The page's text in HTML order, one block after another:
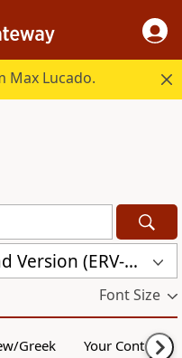
Max Lucado.
Nepali Bible: Easy-to-Read Version (ERV-NE)
Font Size
Greek Your Content